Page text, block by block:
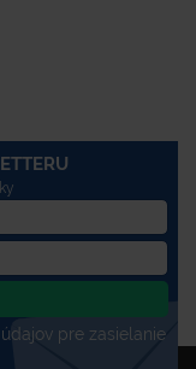
pre zasielanie